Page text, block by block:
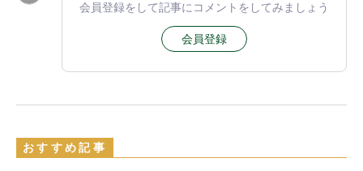
会員登録をして記事にコメントをしてみましょう
会員登録
おすすめ記事